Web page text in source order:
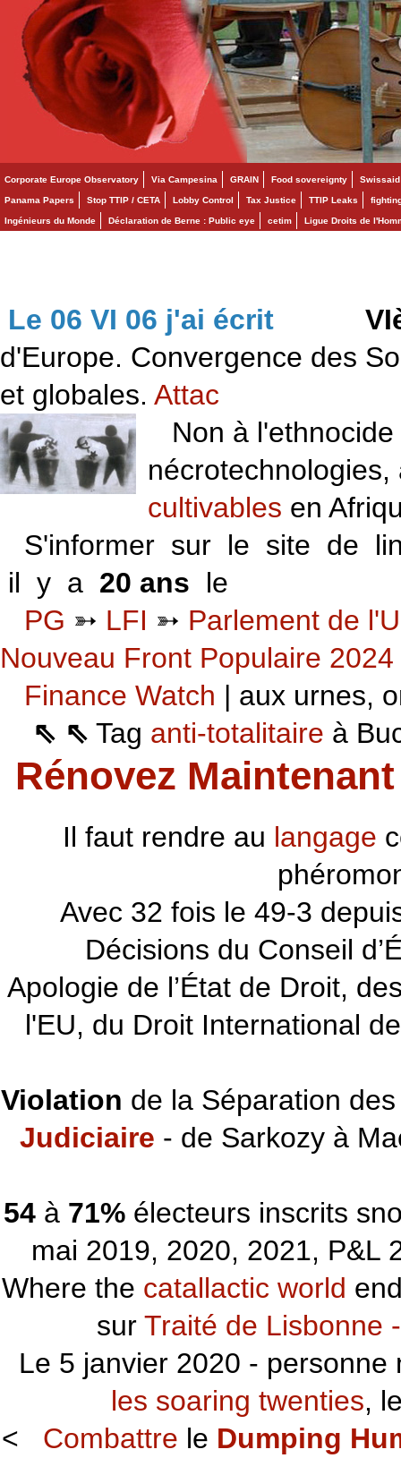
Corporate Europe Observatory Via Campesina GRAIN Food sovereignty Swissaid
Panama Papers Stop TTIP / CETA Lobby Control Tax Justice TTIP Leaks
Ingénieurs du Monde Déclaration de Berne : Public eye cetim Ligue Droits de
Le 06 VI 06 j'ai écrit
d'Europe. Convergence des
et globales. Attac
Non à l'ethnocide
cultivables en
S'informer sur le site de
il y a 20 ans le
PG ➳ LFI ➳ Parlement de
Nouveau Front Populaire 2024
Finance Watch | aux urnes,
⇖ ⇖ Tag anti-totalitaire à
Rénovez
Il faut rendre au langage
Avec 32 fois le 49-3
Décisions du Conseil
Apologie de l’État de Droit,
l'EU, du Droit International
Violation de la Séparation
Judiciaire - de Sarkozy à
54à 71%électeurs inscrits
mai 2019, 2020, 2021, P&L
Where the catallactic world
sur Traité de Lisbonne
Le 5 janvier 2020 -
les soaring twenties,
< Combattre le Dumping